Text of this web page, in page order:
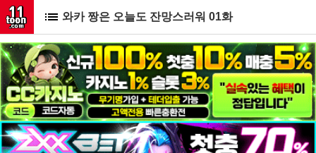
와카 짱은 오늘도 잔망스러워 01화